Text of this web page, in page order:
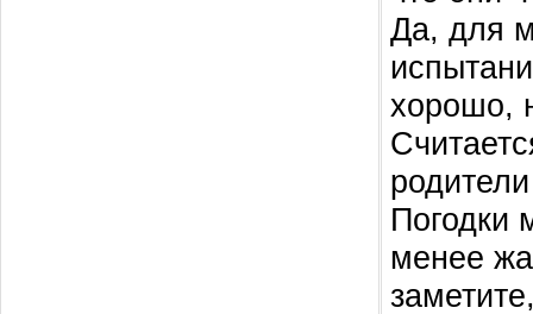
Да, для
хорошо,
Погодки
менее